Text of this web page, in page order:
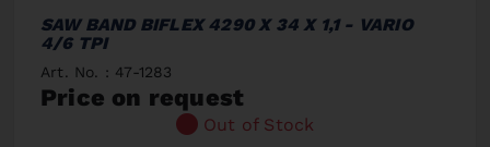
SAW BAND BIFLEX 4290 X 34 X 1,1 - VARIO
4/6 TPI
Art. No. : 47-1283
Price on request
Out of Stock